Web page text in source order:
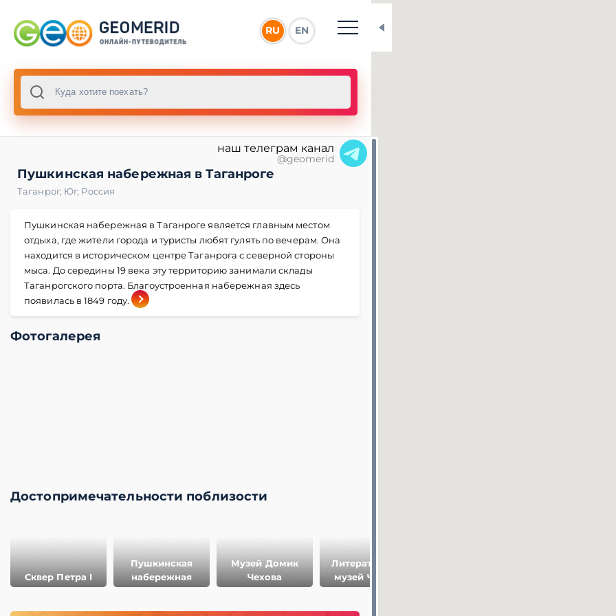
RU EN
наш телеграм канал
@geomerid
Пушкинская набережная в Таганроге
Таганрог, Юг, Россия
Пушкинская набережная в Таганроге является главным местом
отдыха, где жители города и туристы любят гулять по вечерам. Она
находится в историческом центре Таганрога с северной стороны
мыса. До середины 19 века эту территорию занимали склады
Таганрогского порта. Благоустроенная набережная здесь
появилась в 1849 году.
Фотогалерея
Достопримечательности поблизости
Сквер Петра I
Пушкинская
набережная
Музей Домик
Чехова
Литературный
музей Чехова